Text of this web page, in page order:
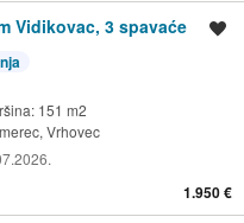
Vidikovac, 3 spavaće
151 m2
Vrhovec
1.950 €